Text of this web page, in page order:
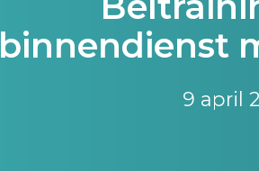
binnendienst
9 april